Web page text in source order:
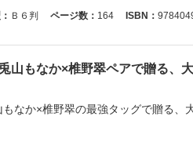
Ｂ６判 ページ数： 164 ISBN：
山もなか×椎野翠ペアで贈る、
もなか×椎野翠の最強タッグで贈る、